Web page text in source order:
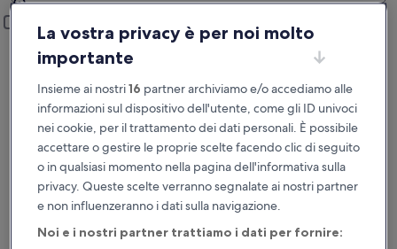
Aggiungi un’altra località di riconsegna
Data di ritiro
21 ago
Data di riconsegna
Ora del ritiro
Ora di riconsegna
Ho un codice sconto
Cerca
La vostra privacy è per noi molto
importante
Insieme ai nostri16 partner archiviamo e/o accediamo alle
informazioni sul dispositivo dell'utente, come gli ID univoci
nei cookie, per il trattamento dei dati personali. È possibile
accettare o gestire le proprie scelte facendo clic di seguito
o in qualsiasi momento nella pagina dell'informativa sulla
privacy. Queste scelte verranno segnalate ai nostri partner
e non influenzeranno i dati sulla navigazione.
Noi e i nostri partner trattiamo i dati per fornire: